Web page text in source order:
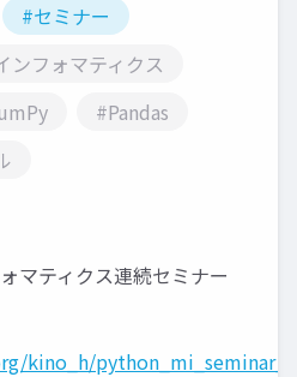
#セミナー
ンフォマティクス
#Pandas
マティクス連続セミナー
kino_h/